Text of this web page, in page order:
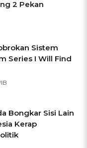
2 Pekan
Sistem
Series I Will Find
Bongkar Sisi Lain
Kerap